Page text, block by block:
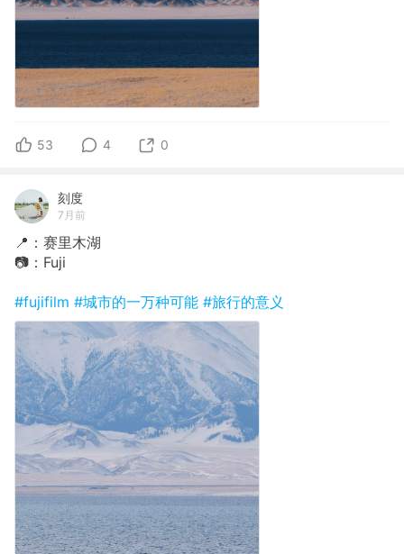
53 4 0
刻度
7月前
📍：赛里木湖
📷：Fuji
#fujifilm #城市的一万种可能 #旅行的意义